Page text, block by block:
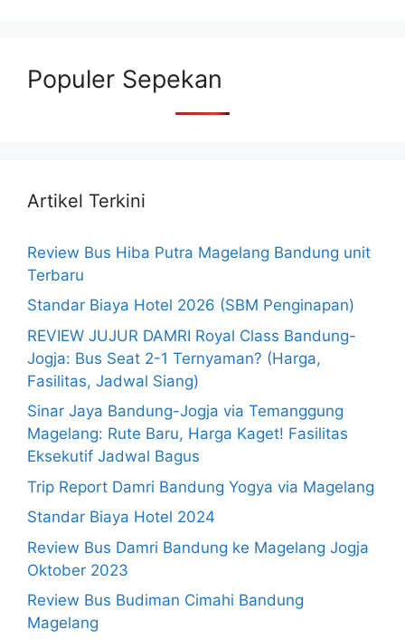
Populer Sepekan
Artikel Terkini
Review Bus Hiba Putra Magelang Bandung unit
Terbaru
Standar Biaya Hotel 2026 (SBM Penginapan)
REVIEW JUJUR DAMRI Royal Class Bandung-
Jogja: Bus Seat 2-1 Ternyaman? (Harga,
Fasilitas, Jadwal Siang)
Sinar Jaya Bandung-Jogja via Temanggung
Magelang: Rute Baru, Harga Kaget! Fasilitas
Eksekutif Jadwal Bagus
Trip Report Damri Bandung Yogya via Magelang
Standar Biaya Hotel 2024
Review Bus Damri Bandung ke Magelang Jogja
Oktober 2023
Review Bus Budiman Cimahi Bandung
Magelang